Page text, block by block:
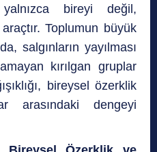
bireyi değil,
Toplumun büyük
salgınların yayılması
kırılgan gruplar
bireysel özerklik
arasındaki dengeyi